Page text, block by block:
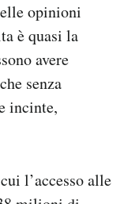
opinioni
è quasi la
avere
senza
incinte,
l’accesso alle